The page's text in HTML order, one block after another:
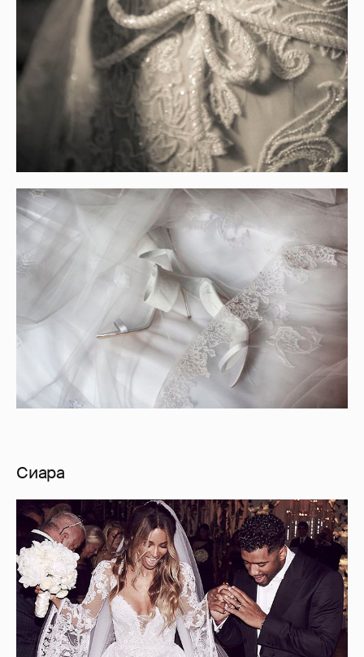
Сиара